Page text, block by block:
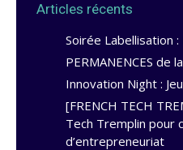
Articles récents
Soirée Labellisation
PERMANENCES de
Innovation Night :
[FRENCH TECH
Tech Tremplin
d’entrepreneuriat